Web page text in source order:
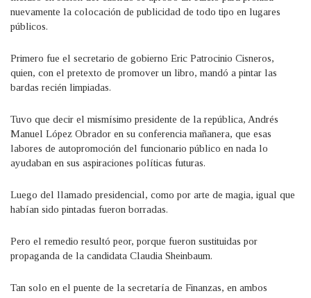
nuevamente la colocación de publicidad de todo tipo en lugares
públicos.
Primero fue el secretario de gobierno Eric Patrocinio Cisneros,
quien, con el pretexto de promover un libro, mandó a pintar las
bardas recién limpiadas.
Tuvo que decir el mismísimo presidente de la república, Andrés
Manuel López Obrador en su conferencia mañanera, que esas
labores de autopromoción del funcionario público en nada lo
ayudaban en sus aspiraciones políticas futuras.
Luego del llamado presidencial, como por arte de magia, igual que
habían sido pintadas fueron borradas.
Pero el remedio resultó peor, porque fueron sustituidas por
propaganda de la candidata Claudia Sheinbaum.
Tan solo en el puente de la secretaría de Finanzas, en ambos